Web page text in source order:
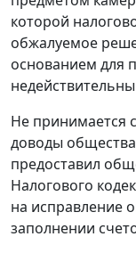
которой
обжалуемое
основанием для
Не принимается
доводы
предоставил
Налогового
на исправление
заполнении